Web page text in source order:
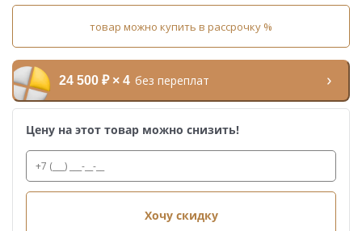
товар можно купить в рассрочку %
24 500 ₽ × 4 без переплат
Цену на этот товар можно снизить!
Хочу скидку